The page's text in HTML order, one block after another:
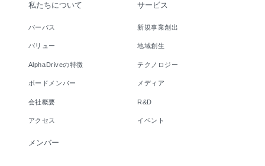
私たちについて
パーパス
バリュー
AlphaDriveの特徴
ボードメンバー
会社概要
アクセス
メンバー
サービス
新規事業創出
地域創生
テクノロジー
メディア
R&D
イベント